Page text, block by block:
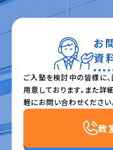
お
資
ご入塾を検討中の皆様に
用意しております。また
軽にお問い合わせください
教